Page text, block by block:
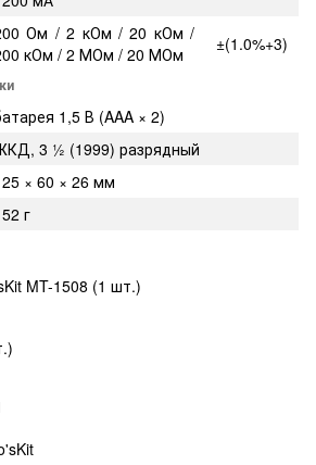
Ом / 2 кОм / 20 кОм /
кОм / 2 МОм / 20 МОм
±(1.0%+3)
1,5 В (AAA × 2)
3 ½ (1999) разрядный
× 60 × 26 мм
г
MT-1508 (1 шт.)